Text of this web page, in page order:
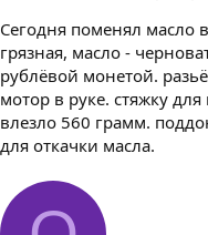
Сегодня поменял масло
грязная, масло -
рублёвой монетой.
мотор в руке. стяжку
влезло 560 грамм.
для откачки масла.